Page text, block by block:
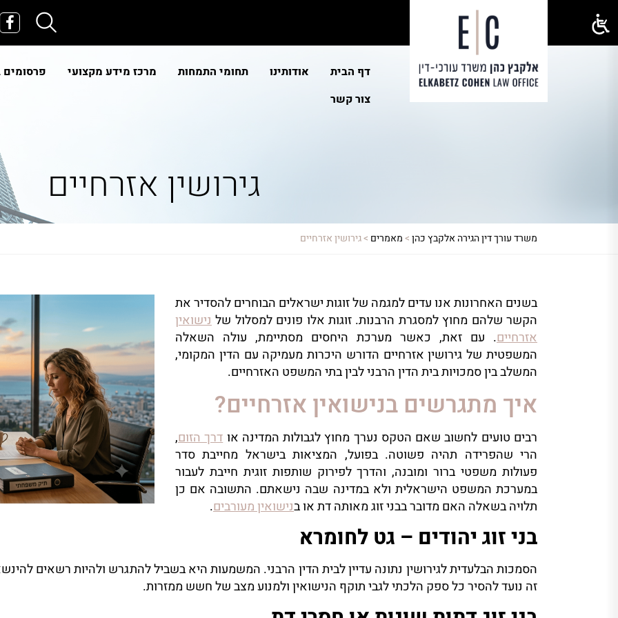
דף הבית אודותינו תחומי התמחות מרכז מידע מקצועי
צור קשר
גירושין אזרחיים
משרד עורך דין הגירה אלקבץ כהן>מאמרים >גירושין אזרחיים
בשנים האחרונות אנו עדים למגמה של זוגות ישראלים הבוחרים להסדיר את
הקשר שלהם מחוץ למסגרת הרבנות. זוגות אלו פונים למסלול שלנישואין
אזרחיים. עם זאת, כאשר מערכת היחסים מסתיימת, עולה השאלה
המשפטית של גירושין אזרחיים הדורש היכרות מעמיקה עם הדין המקומי,
המשלב בין סמכויות בית הדין הרבני לבין בתי המשפט האזרחיים.
איך מתגרשים בנישואין אזרחיים?
רבים טועים לחשוב שאם הטקס נערך מחוץ לגבולות המדינה אודרך הזום,
הרי שהפרידה תהיה פשוטה. בפועל, המציאות בישראל מחייבת סדר
פעולות משפטי ברור ומובנה, והדרך לפירוק שותפות זוגית חייבת לעבור
במערכת המשפט הישראלית ולא במדינה שבה נישאתם. התשובה אם כן
תלויה בשאלה האם מדובר בבני זוג מאותה דת או בנישואין מעורבים.
בני זוג יהודים – גט לחומרא
הסמכות הבלעדית לגירושין נתונה עדיין לבית הדין הרבני. המשמעות היא בשביל להתגרש ולהיות רשאים
זה נועד להסיר כל ספק הלכתי לגבי תוקף הנישואין ולמנוע מצב של חשש ממזרות.